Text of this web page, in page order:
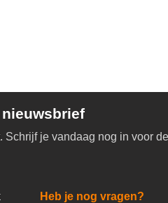
Schrijf je vandaag nog in voor
Heb je nog vragen?